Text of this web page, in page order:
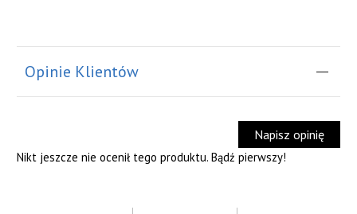
Opinie Klientów
Napisz opinię
Nikt jeszcze nie ocenił tego produktu. Bądź pierwszy!